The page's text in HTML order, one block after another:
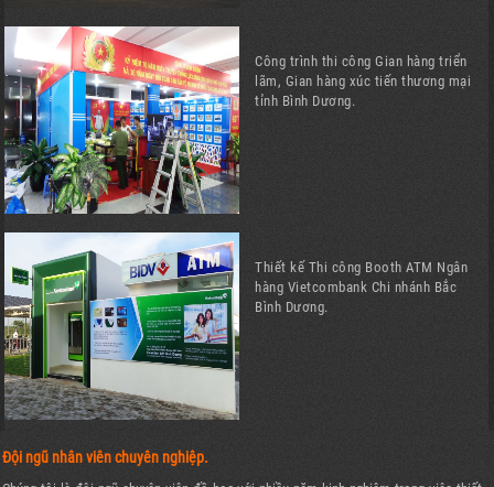
Công trình thi công Gian hàng triển
lãm, Gian hàng xúc tiến thương mại
tỉnh Bình Dương.
Thiết kế Thi công Booth ATM Ngân
hàng Vietcombank Chi nhánh Bắc
Bình Dương.
Đội ngũ nhân viên chuyên nghiệp.